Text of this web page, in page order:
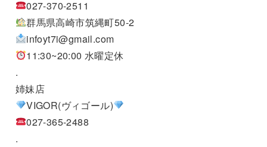
027-370-2511
群馬県高崎市筑縄町50-2
infoyt7i@gmail.com
11:30~20:00 水曜定休
.
姉妹店
VIGOR(ヴィゴール)
027-365-2488
.